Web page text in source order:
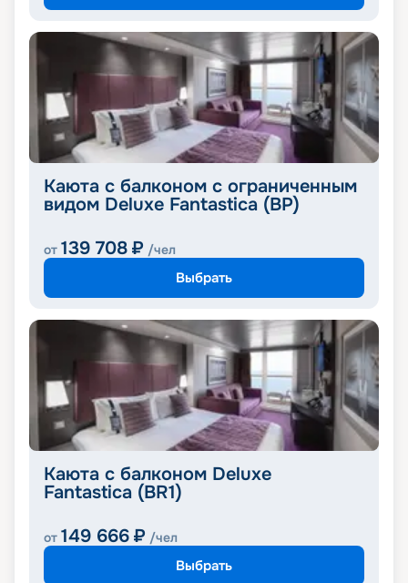
Каюта с балконом с ограниченным
видом Deluxe Fantastica (BP)
от 139 708 ₽ /чел
Выбрать
Каюта с балконом Deluxe
Fantastica (BR1)
от 149 666 ₽ /чел
Выбрать